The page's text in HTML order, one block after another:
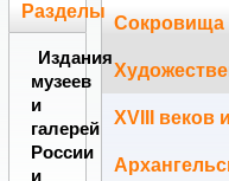
Сокровища
XVIII веков
Разделы
Издания
музеев
и
галерей
России
и